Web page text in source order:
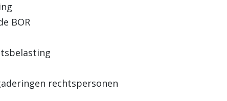
BOR
rechtspersonen